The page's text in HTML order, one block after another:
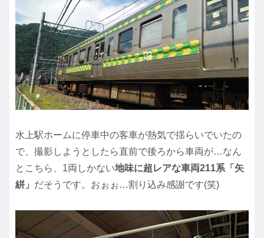
水上駅ホームに停車中の客車が熱気で揺らいでいたの
で、撮影しようとしたら直前で後ろから車両が…なん
とこちら、1両しかない地味に超レアな車両211系「矢
絣」 だそうです。おぉぉ…割り込み感謝です(笑)